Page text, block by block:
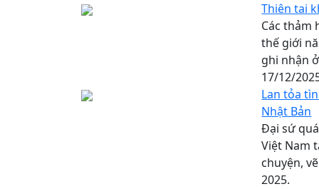
Thiên tai
Các thảm
thế giới
ghi nhận
17/12/
Lan tỏa
Nhật Bản
Đại sứ
Việt Nam
chuyện,
2025.